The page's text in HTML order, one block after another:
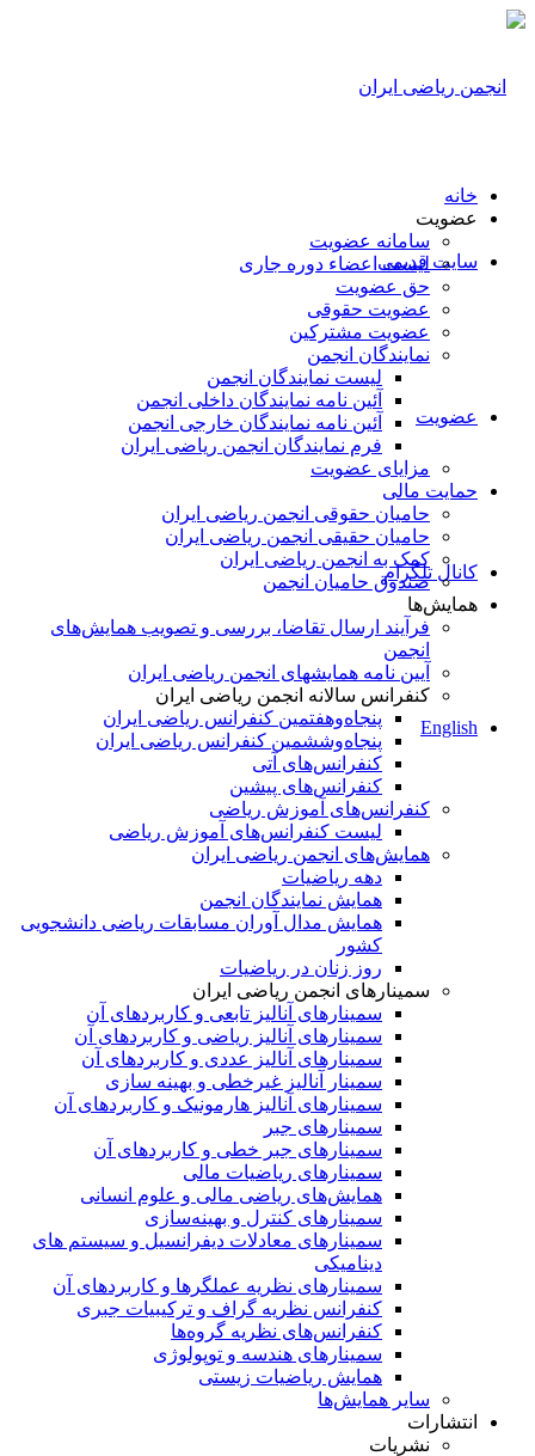
سایت قدیمی
عضویت
کانال تلگرام
English
خانه
عضویت
سامانه عضویت
لیست اعضاء دوره جاری
حق عضویت
عضویت حقوقی
عضویت مشترکین
نمایندگان انجمن
لیست نمایندگان انجمن
آئین نامه نمایندگان داخلی انجمن
آئین نامه نمایندگان خارجی انجمن
فرم نمایندگان انجمن ریاضی ایران
مزایای عضویت
حمایت مالی
حامیان حقوقی انجمن ریاضی ایران
حامیان حقیقی انجمن ریاضی ایران
کمک به انجمن ریاضی ایران
صندوق حامیان انجمن
همایش‌ها
فرآیند ارسال تقاضا، بررسی و تصویب همایش‌های
انجمن
آیین نامه همایشهای انجمن ریاضی ایران
کنفرانس‌ سالانه انجمن ریاضی ایران
پنجاه‌و‌هفتمین کنفرانس ریاضی ایران
پنجاه‌و‌ششمین کنفرانس ریاضی ایران
کنفرانس‌های آتی
کنفرانس‎‌های پیشین
کنفرانس‌های آموزش ریاضی
لیست کنفرانس‌های آموزش ریاضی
همایش‌های انجمن ریاضی ایران
دهه ریاضیات
همایش نمایندگان انجمن
همایش مدال آوران مسابقات ریاضی دانشجویی
کشور
روز زنان در ریاضیات
سمینارهای انجمن ریاضی ایران
سمینارهای آنالیز تابعی و کاربردهای آن
سمینارهای آنالیز ریاضی و کاربردهای آن
سمینارهای آنالیز عددی و کاربردهای آن
سمینار آنالیز غیرخطی و بهینه سازی
سمینارهای آنالیز هارمونیک و کاربردهای آن
سمینار‌های جبر
سمینارهای جبر خطی و کاربردهای آن
سمینار‌های ریاضیات مالی
همایش‌های ریاضی مالی و علوم انسانی
سمینارهای کنترل و بهینه‌سازی
سمینارهای معادلات دیفرانسیل و سیستم های
دینامیکی
سمینار‌های نظریه عملگرها و کاربردهای آن
کنفرانس نظریه گراف و ترکیبیات جبری
کنفرانس‌های نظریه گروه‌ها
سمینار‌های هندسه و توپولوژی
همایش ریاضیات زیستی
سایر همایش‌ها
انتشارات
نشریات